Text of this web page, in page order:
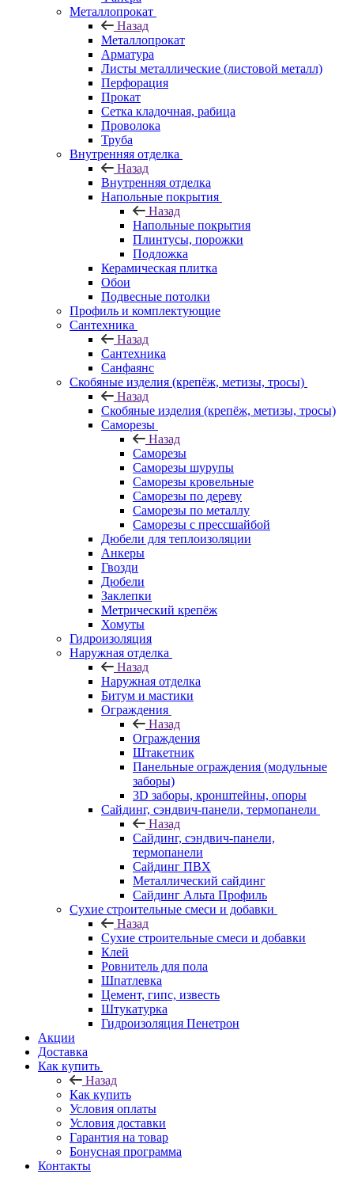
Металлопрокат
Назад
Металлопрокат
Арматура
Листы металлические (листовой металл)
Перфорация
Прокат
Сетка кладочная, рабица
Проволока
Труба
Внутренняя отделка
Назад
Внутренняя отделка
Напольные покрытия
Назад
Напольные покрытия
Плинтусы, порожки
Подложка
Керамическая плитка
Обои
Подвесные потолки
Профиль и комплектующие
Сантехника
Назад
Сантехника
Санфаянс
Скобяные изделия (крепёж, метизы, тросы)
Назад
Скобяные изделия (крепёж, метизы, тросы)
Саморезы
Назад
Саморезы
Саморезы шурупы
Саморезы кровельные
Саморезы по дереву
Саморезы по металлу
Саморезы с прессшайбой
Дюбели для теплоизоляции
Анкеры
Гвозди
Дюбели
Заклепки
Метрический крепёж
Хомуты
Гидроизоляция
Наружная отделка
Назад
Наружная отделка
Битум и мастики
Ограждения
Назад
Ограждения
Штакетник
Панельные ограждения (модульные
заборы)
3D заборы, кронштейны, опоры
Cайдинг, сэндвич-панели, термопанели
Назад
Cайдинг, сэндвич-панели,
термопанели
Сайдинг ПВХ
Металлический сайдинг
Сайдинг Альта Профиль
Сухие строительные смеси и добавки
Назад
Сухие строительные смеси и добавки
Клей
Ровнитель для пола
Шпатлевка
Цемент, гипс, известь
Штукатурка
Гидроизоляция Пенетрон
Акции
Доставка
Как купить
Назад
Как купить
Условия оплаты
Условия доставки
Гарантия на товар
Бонусная программа
Контакты